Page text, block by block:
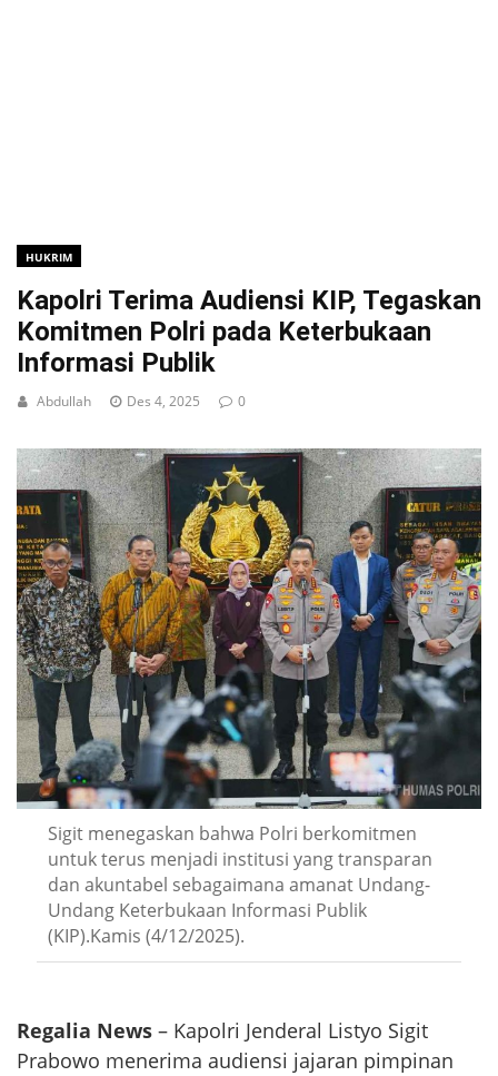
HUKRIM
Kapolri Terima Audiensi KIP, Tegaskan
Komitmen Polri pada Keterbukaan
Informasi Publik
Abdullah Des 4, 2025 0
Sigit menegaskan bahwa Polri berkomitmen
untuk terus menjadi institusi yang transparan
dan akuntabel sebagaimana amanat Undang-
Undang Keterbukaan Informasi Publik
(KIP).Kamis (4/12/2025).
Regalia News – Kapolri Jenderal Listyo Sigit
Prabowo menerima audiensi jajaran pimpinan